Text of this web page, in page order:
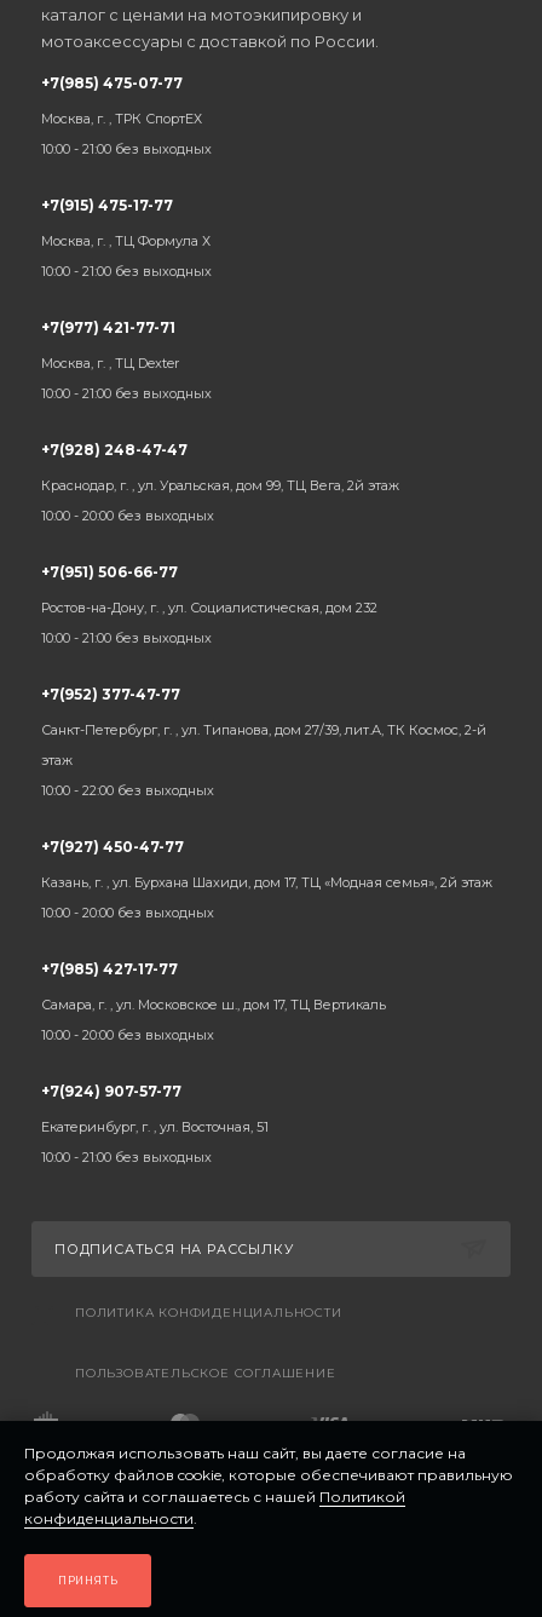
каталог с ценами на мотоэкипировку и
мотоаксессуары с доставкой по России.
+7(985) 475-07-77
Москва, г. , ТРК СпортЕХ
10:00 - 21:00 без выходных
+7(915) 475-17-77
Москва, г. , ТЦ Формула Х
10:00 - 21:00 без выходных
+7(977) 421-77-71
Москва, г. , ТЦ Dexter
10:00 - 21:00 без выходных
+7(928) 248-47-47
Краснодар, г. , ул. Уральская, дом 99, ТЦ Вега, 2й этаж
10:00 - 20:00 без выходных
+7(951) 506-66-77
Ростов-на-Дону, г. , ул. Социалистическая, дом 232
10:00 - 21:00 без выходных
+7(952) 377-47-77
Санкт-Петербург, г. , ул. Типанова, дом 27/39, лит.А, ТК Космос, 2-й
этаж
10:00 - 22:00 без выходных
+7(927) 450-47-77
Казань, г. , ул. Бурхана Шахиди, дом 17, ТЦ «Модная семья», 2й этаж
10:00 - 20:00 без выходных
+7(985) 427-17-77
Самара, г. , ул. Московское ш., дом 17, ТЦ Вертикаль
10:00 - 20:00 без выходных
+7(924) 907-57-77
Екатеринбург, г. , ул. Восточная, 51
10:00 - 21:00 без выходных
ПОДПИСАТЬСЯ НА РАССЫЛКУ
ПОЛИТИКА КОНФИДЕНЦИАЛЬНОСТИ
ПОЛЬЗОВАТЕЛЬСКОЕ СОГЛАШЕНИЕ
Продолжая использовать наш сайт, вы даете согласие на
обработку файлов cookie, которые обеспечивают правильную
работу сайта и соглашаетесь с нашей Политикой
конфиденциальности.
ПРИНЯТЬ